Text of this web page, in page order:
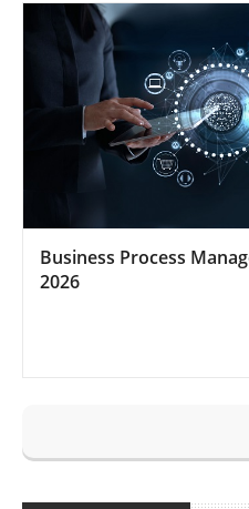
Business Process
2026